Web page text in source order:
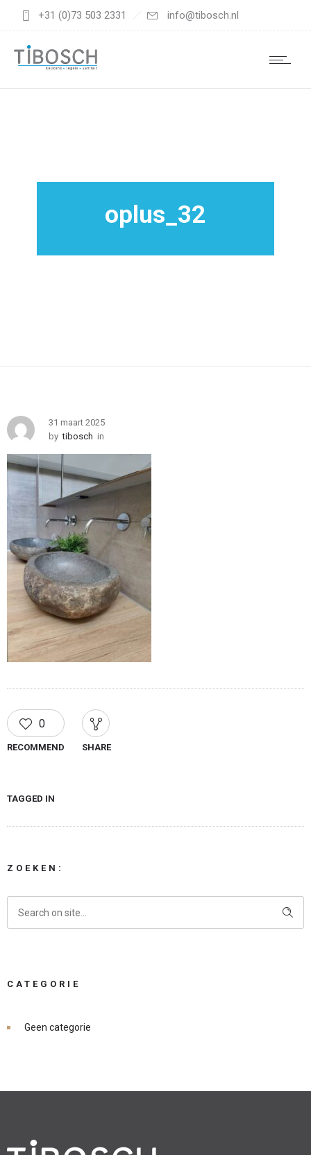
+31 (0)73 503 2331 info@tibosch.nl
oplus_32
31 maart 2025
by tibosch in
0
RECOMMEND SHARE
TAGGED IN
ZOEKEN:
CATEGORIE
Geen categorie